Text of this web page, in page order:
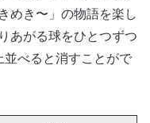
めき〜」の物語を楽し
あがる球をひとつずつ
べると消すことがで